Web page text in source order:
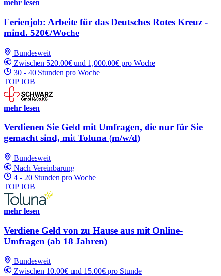
mehr lesen
Ferienjob: Arbeite für das Deutsches Rotes Kreuz -
mind. 520€/Woche
Bundesweit
Zwischen 520.00€ und 1,000.00€ pro Woche
30 - 40 Stunden pro Woche
TOP JOB
mehr lesen
Verdienen Sie Geld mit Umfragen, die nur für Sie
gemacht sind, mit Toluna (m/w/d)
Bundesweit
Nach Vereinbarung
4 - 20 Stunden pro Woche
TOP JOB
mehr lesen
Verdiene Geld von zu Hause aus mit Online-
Umfragen (ab 18 Jahren)
Bundesweit
Zwischen 10.00€ und 15.00€ pro Stunde